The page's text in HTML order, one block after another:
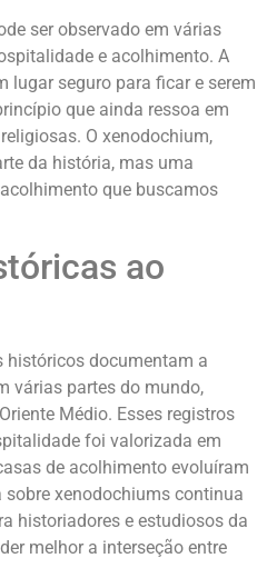
ser observado em várias
e acolhimento. A
lugar seguro para ficar e serem
que ainda ressoa em
O xenodochium,
da história, mas uma
que buscamos
ao
históricos documentam a
várias partes do mundo,
Médio. Esses registros
foi valorizada em
de acolhimento evoluíram
xenodochiums continua
historiadores e estudiosos da
melhor a interseção entre